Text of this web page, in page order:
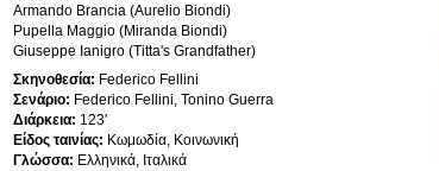
Armando Brancia (Aurelio Biondi)
Pupella Maggio (Miranda Biondi)
Giuseppe Ianigro (Titta's Grandfather)
Σκηνοθεσία: Federico Fellini
Σενάριο: Federico Fellini, Tonino Guerra
Διάρκεια: 123'
Είδος ταινίας: Κωμωδία, Κοινωνική
Γλώσσα: Ελληνικά, Ιταλικά